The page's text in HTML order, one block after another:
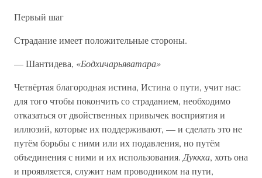
Первый шаг
Страдание имеет положительные стороны.
— Шантидева, «Бодхичарьяватара»
Четвёртая благородная истина, Истина о пути, учит нас:
для того чтобы покончить со страданием, необходимо
отказаться от двойственных привычек восприятия и
иллюзий, которые их поддерживают, — и сделать это не
путём борьбы с ними или их подавления, но путём
объединения с ними и их использования. Дуккха, хоть она
и проявляется, служит нам проводником на пути,